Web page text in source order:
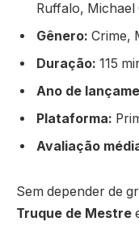
Ruffalo, Michael
Gênero: Crime,
Duração: 115
Ano de
Plataforma:
Avaliação
Sem depender de
Truque de Mestre